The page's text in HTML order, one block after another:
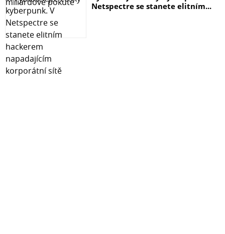
Netspectre se stanete elitním...